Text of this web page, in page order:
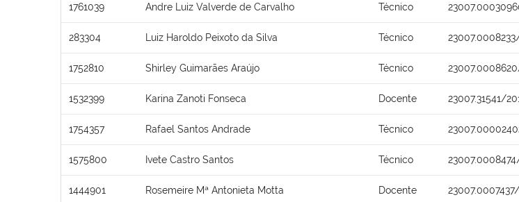
1761039 Andre Luiz Valverde de Carvalho Técnico
283304 Luiz Haroldo Peixoto da Silva Técnico
1752810 Shirley Guimarães Araújo Técnico
1532399 Karina Zanoti Fonseca Docente 23007.31541/
1754357 Rafael Santos Andrade Técnico
1575800 Ivete Castro Santos Técnico
1444901 Rosemeire Mª Antonieta Motta Docente